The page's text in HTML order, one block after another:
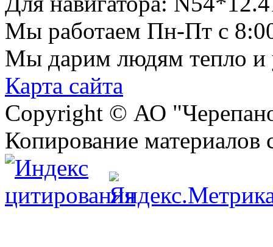
Мы работаем Пн-Пт с
Мы дарим людям тепло и
Карта сайта
Copyright © АО
Копирование материалов